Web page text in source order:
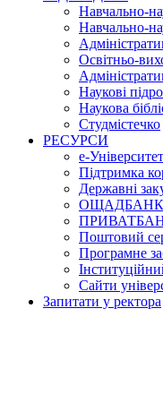
Навчально-
Навчально-
Освітньо-
Наукові
Наукова
Студмістечко
РЕСУРСИ
е-Університет
Підтримка
Державні
ОЩАДБАНК
Поштовий
Програмне
Сайти
Запитати у ректора